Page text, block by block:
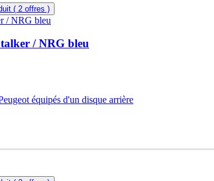
( 2 offres )
/ NRG bleu
équipés d'un disque arrière